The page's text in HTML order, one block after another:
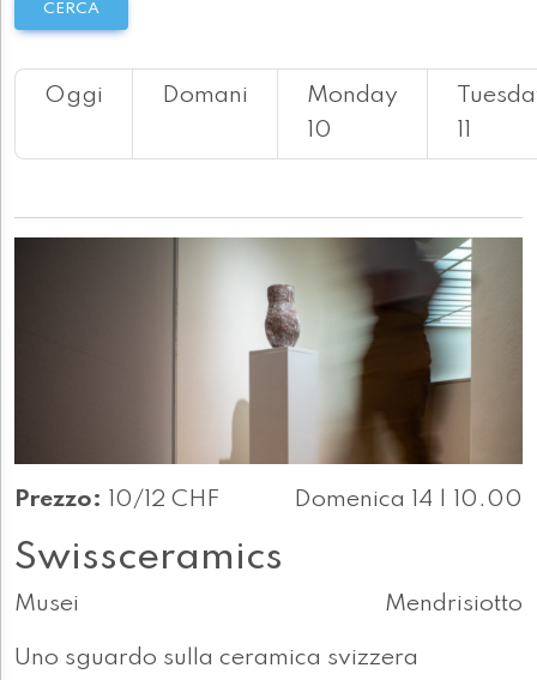
CERCA
Oggi Domani
Monday
10
11
Prezzo: 10/12 CHF Domenica 14 | 10.00
Swissceramics
Musei Mendrisiotto
Uno sguardo sulla ceramica svizzera